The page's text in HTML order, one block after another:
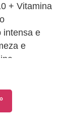
+ Vitamina
intensa e
e
C,
com
do uso